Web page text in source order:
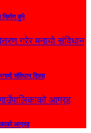
हुने
संविधान दिवस
आग्रह